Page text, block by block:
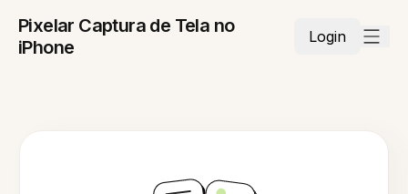
Pixelar Captura de Tela no
iPhone
Login